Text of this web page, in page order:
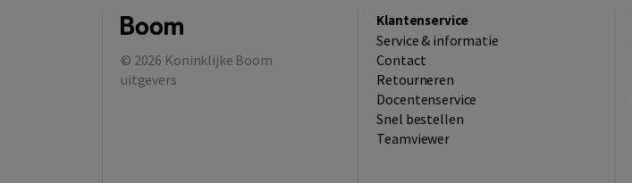
© 2026 Koninklijke Boom
uitgevers
Klantenservice
Service & informatie
Contact
Retourneren
Docentenservice
Snel bestellen
Teamviewer